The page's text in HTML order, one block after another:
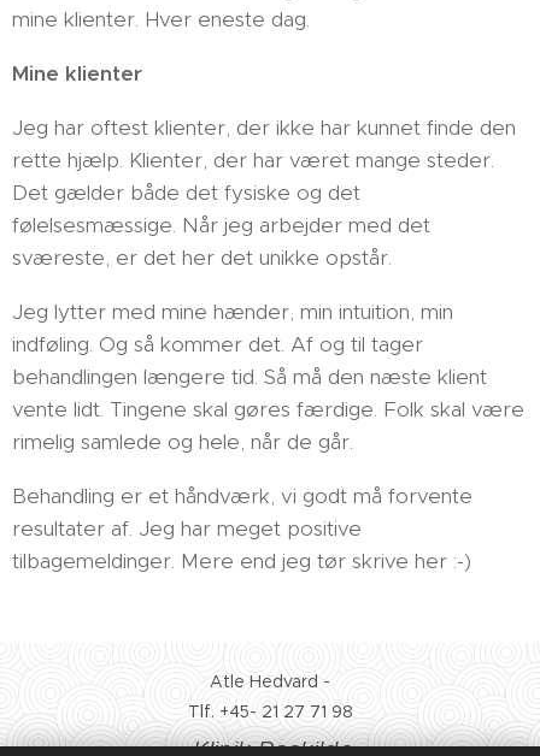
mine klienter. Hver eneste dag.
Mine klienter
Jeg har oftest klienter, der ikke har kunnet finde den
rette hjælp. Klienter, der har været mange steder.
Det gælder både det fysiske og det
følelsesmæssige. Når jeg arbejder med det
sværeste, er det her det unikke opstår.
Jeg lytter med mine hænder, min intuition, min
indføling. Og så kommer det. Af og til tager
behandlingen længere tid. Så må den næste klient
vente lidt. Tingene skal gøres færdige. Folk skal være
rimelig samlede og hele, når de går.
Behandling er et håndværk, vi godt må forvente
resultater af. Jeg har meget positive
tilbagemeldinger. Mere end jeg tør skrive her :-)
Atle Hedvard -
Tlf. +45- 21 27 71 98
.Klinik Roskilde.